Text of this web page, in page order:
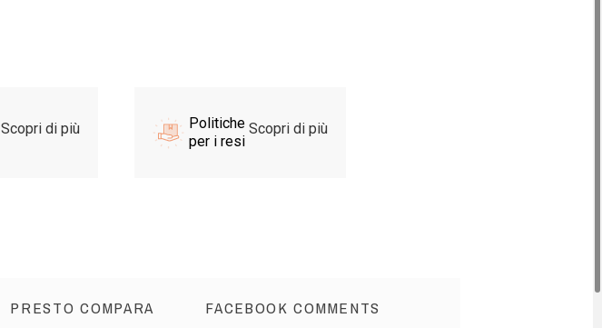
Scopri di più
Politiche
per i resi
Scopri di più
PRESTO COMPARA FACEBOOK COMMENTS